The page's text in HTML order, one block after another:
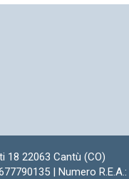
22063 Cantù (CO)
| Numero